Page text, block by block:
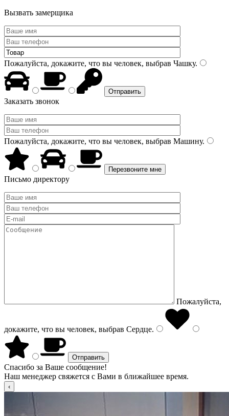
Вызвать замерщика
Пожалуйста, докажите, что вы человек, выбрав Чашку.
Заказать звонок
Пожалуйста, докажите, что вы человек, выбрав Машину.
Письмо директору
Пожалуйста,
докажите, что вы человек, выбрав Сердце.
Спасибо за Ваше сообщение!
Наш менеджер свяжется с Вами в ближайшее время.